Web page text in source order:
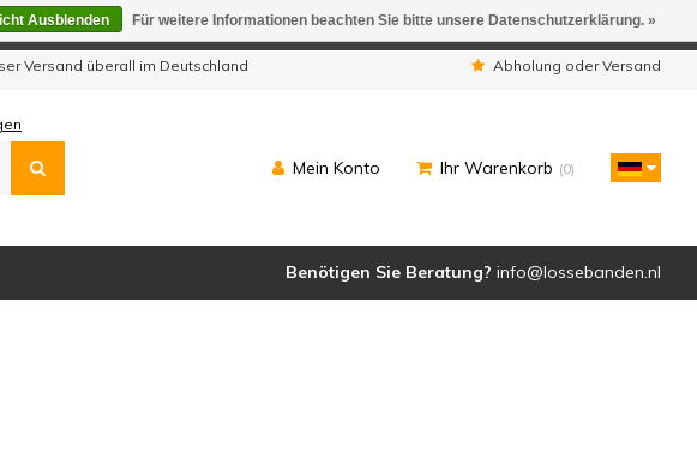
Versand überall im Deutschland Abholung oder Versand
Mein Konto Ihr Warenkorb (0)
Benötigen Sie Beratung? info@lossebanden.nl
Ausblenden Für weitere Informationen beachten Sie bitte unsere Datenschutzerklärung. »
Bestellungen werden geliefert.